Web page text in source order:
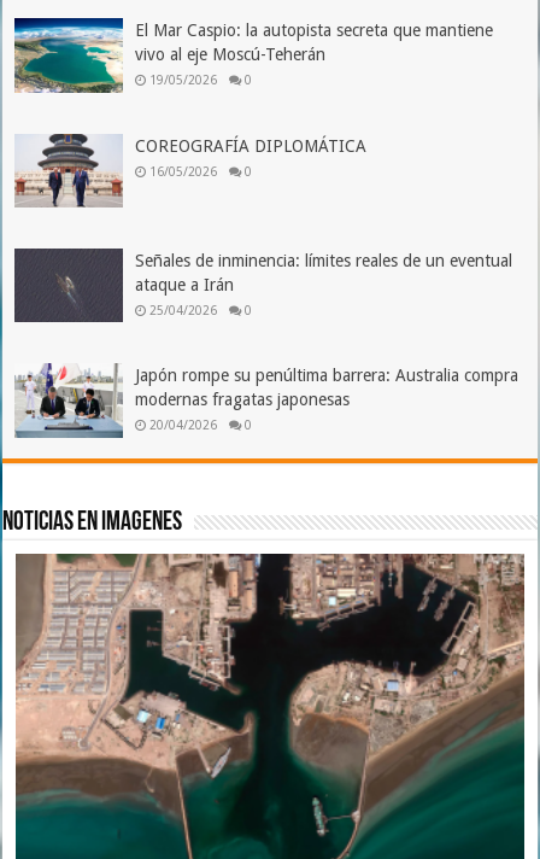
El Mar Caspio: la autopista secreta que mantiene
vivo al eje Moscú-Teherán
19/05/2026 0
COREOGRAFÍA DIPLOMÁTICA
16/05/2026 0
Señales de inminencia: límites reales de un eventual
ataque a Irán
25/04/2026 0
Japón rompe su penúltima barrera: Australia compra
modernas fragatas japonesas
20/04/2026 0
Noticias en imagenes